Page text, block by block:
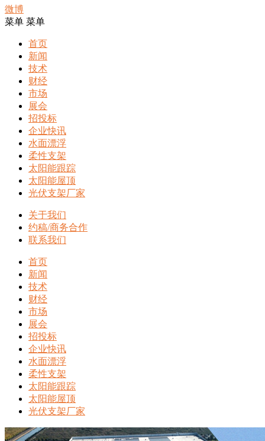
微博
菜单 菜单
首页
新闻
技术
财经
市场
展会
招投标
企业快讯
水面漂浮
柔性支架
太阳能跟踪
太阳能屋顶
光伏支架厂家
关于我们
约稿/商务合作
联系我们
首页
新闻
技术
财经
市场
展会
招投标
企业快讯
水面漂浮
柔性支架
太阳能跟踪
太阳能屋顶
光伏支架厂家